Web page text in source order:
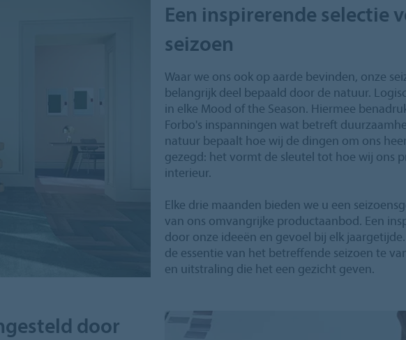
Een inspirerende selectie
seizoen
Waar we ons ook op aarde bevinden, onze
belangrijk deel bepaald door de natuur.
in elke Mood of the Season. Hiermee
Forbo's inspanningen wat betreft
natuur bepaalt hoe wij de dingen om ons
gezegd: het vormt de sleutel tot hoe wij ons
interieur.
Elke drie maanden bieden we u een
van ons omvangrijke productaanbod. Een
door onze ideeën en gevoel bij elk
de essentie van het betreffende seizoen te
en uitstraling die het een gezicht geven.
door